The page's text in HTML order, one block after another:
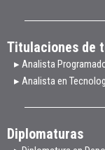
Titulaciones de
▸ Analista
▸ Analista en
Diplomaturas